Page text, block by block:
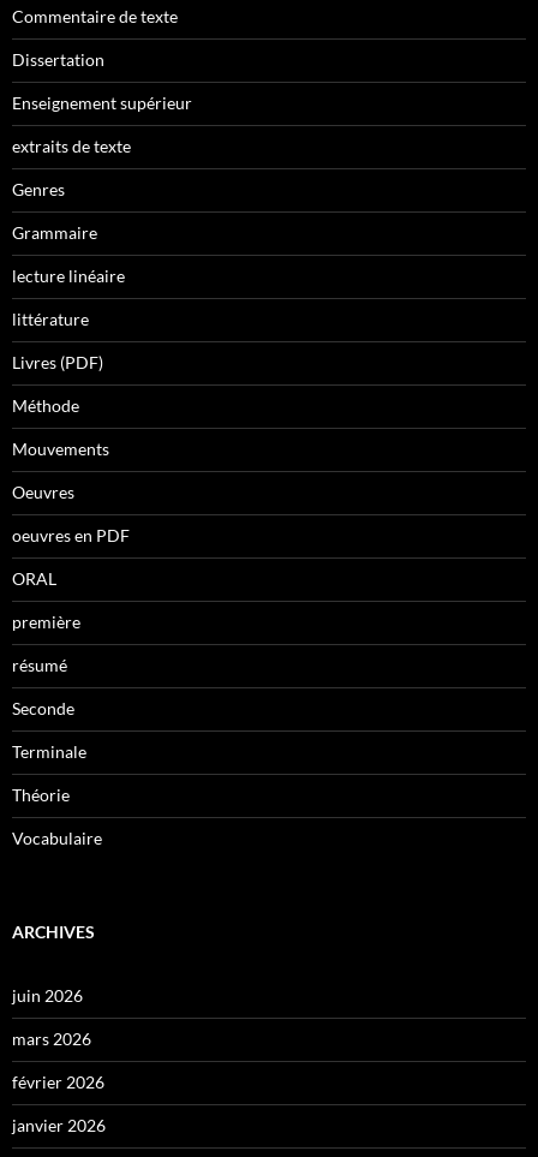
Commentaire de texte
Dissertation
Enseignement supérieur
extraits de texte
Genres
Grammaire
lecture linéaire
littérature
Livres (PDF)
Méthode
Mouvements
Oeuvres
oeuvres en PDF
ORAL
première
résumé
Seconde
Terminale
Théorie
Vocabulaire
ARCHIVES
juin 2026
mars 2026
février 2026
janvier 2026